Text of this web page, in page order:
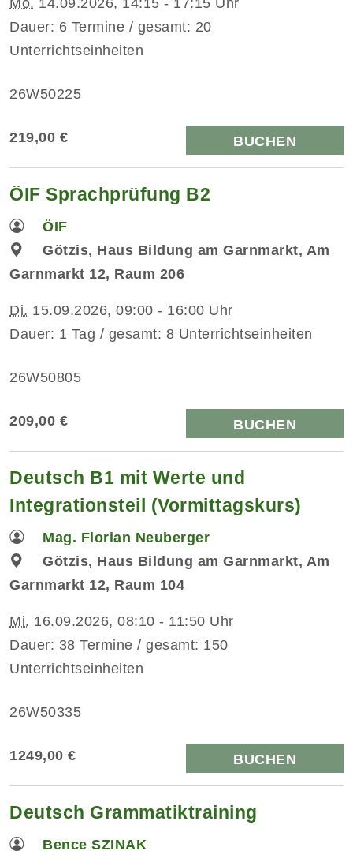
Dauer: 6 Termine / gesamt: 20
Unterrichtseinheiten
26W50225
219,00 € BUCHEN
ÖIF Sprachprüfung B2
ÖIF
Götzis, Haus Bildung am Garnmarkt, Am
Garnmarkt 12, Raum 206
Di. 15.09.2026, 09:00 - 16:00 Uhr
Dauer: 1 Tag / gesamt: 8 Unterrichtseinheiten
26W50805
209,00 € BUCHEN
Deutsch B1 mit Werte und
Integrationsteil (Vormittagskurs)
Mag. Florian Neuberger
Götzis, Haus Bildung am Garnmarkt, Am
Garnmarkt 12, Raum 104
Mi. 16.09.2026, 08:10 - 11:50 Uhr
Dauer: 38 Termine / gesamt: 150
Unterrichtseinheiten
26W50335
1249,00 € BUCHEN
Deutsch Grammatiktraining
Bence SZINAK